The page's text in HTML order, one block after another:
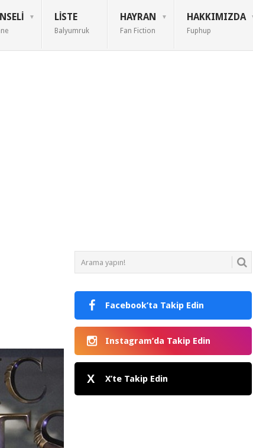
LISTE
Balyumruk
HAYRAN
Fan Fiction
HAKKIMIZDA
Fuphup
Facebook’ta Takip Edin
Instagram’da Takip Edin
X X’te Takip Edin